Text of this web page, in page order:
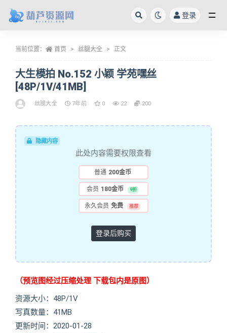
登录
当前位置： 首页 丝腿大全 正文
大生模拍 No.152 小颖 学苑嘿丝
[48P/1V/41MB]
丝腿大全 7年前 0 22 200
隐藏内容
此处内容需要权限查看
普通 200金币
会员 180金币 9折
永久会员 免费 推荐
登录后购买
（预览图经过压缩处理 下载包内是原图）
资源大小：48P/1V
写真数量：41MB
更新时间：2020-01-28